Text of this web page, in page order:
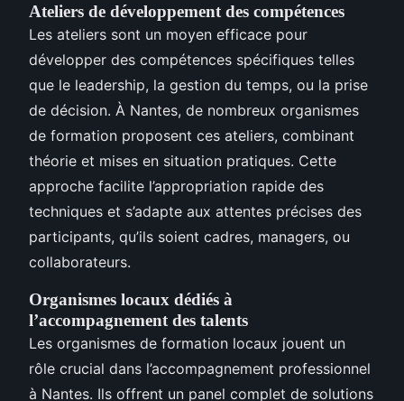
Ateliers de développement des compétences
Les ateliers sont un moyen efficace pour
développer des compétences spécifiques telles
que le leadership, la gestion du temps, ou la prise
de décision. À Nantes, de nombreux organismes
de formation proposent ces ateliers, combinant
théorie et mises en situation pratiques. Cette
approche facilite l’appropriation rapide des
techniques et s’adapte aux attentes précises des
participants, qu’ils soient cadres, managers, ou
collaborateurs.
Organismes locaux dédiés à
l’accompagnement des talents
Les organismes de formation locaux jouent un
rôle crucial dans l’accompagnement professionnel
à Nantes. Ils offrent un panel complet de solutions